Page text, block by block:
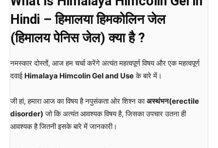
Hindi – हिमालया हिमकोलिन जेल
(हिमालय पेनिस जेल) क्या है ?
नमस्कार दोस्तों, आज हम चर्चा करेंगे अत्यंत महत्वपूर्ण विषय और एक महत्वपूर्ण
दवाई Himalaya Himcolin Gel and Useके बारे में।
जी हां, हमारा आज का विषय है नपुसंकता ओर शिश्न काअस्थंभन(erectile
disorder) जो कि अत्यंत आवश्यक विषय है, जिसका उपचार उतना ही
आवश्यक है जितनी इसके बारे में जानकारी।